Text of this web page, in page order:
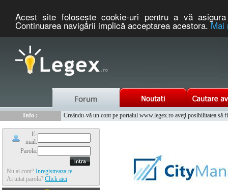
Acest site foloseşte cookie-uri pentru a vă
Continuarea navigării implică acceptarea acestora.Mai
Info :
Creându-vă un cont pe portalul www.legex.ro aveţi posibilitatea să
Info :
www.tntauto.ro - Managementul Integrat al Parcului Auto
E-
mail:
Parola:
Nu ai cont? Inregistreaza-te
Ai uitat parola? Click aici